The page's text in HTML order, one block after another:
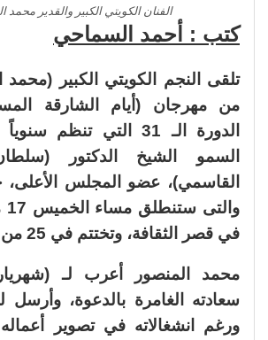
الفنان الكويتي الكبير والقدير محمد
كتب : أحمد السماحي
تلقى النجم الكويتي الكبير
من مهرجان (أيام الشارقة
الدورة الـ 31 التي تنظم
السمو الشيخ الدكتور
القاسمي)، عضو المجلس الأعلى،
في قصر الثقافة، وتختتم في 25 من الشهر ذاته.
محمد المنصور أعرب لـ
سعادته الغامرة بالدعوة، وأرسل
ورغم انشغالاته في تصوير أعماله